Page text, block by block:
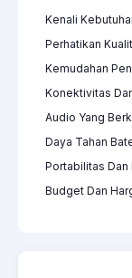
Kenali
Perhatikan
Kemudahan
Konektivitas
Audio Yang
Daya Tahan
Portabilitas Dan
Budget Dan